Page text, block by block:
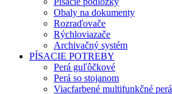
Obaly na dokumenty
Rozraďovače
Rýchloviazače
Archivačný systém
PÍSACIE POTREBY
Perá guľôčkové
Perá so stojanom
Viacfarbené multifunkčné perá